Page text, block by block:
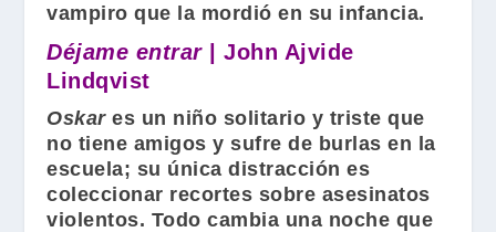
vampiro que la mordió en su infancia.
Déjame entrar| John Ajvide
Lindqvist
Oskares un niño solitario y triste que
no tiene amigos y sufre de burlas en la
escuela; su única distracción es
coleccionar recortes sobre asesinatos
violentos. Todo cambia una noche que